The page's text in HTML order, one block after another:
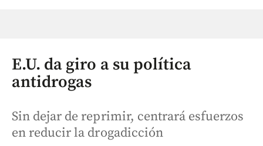
E.U. da giro a su política
antidrogas
Sin dejar de reprimir, centrará esfuerzos
en reducir la drogadicción